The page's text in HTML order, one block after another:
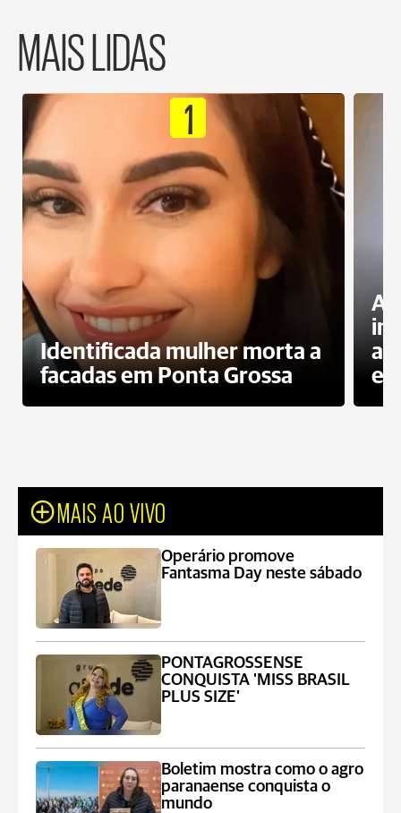
MAIS LIDAS
1
Identificada mulher morta a
facadas em Ponta Grossa
MAIS AO VIVO
Operário promove
Fantasma Day neste sábado
PONTAGROSSENSE
CONQUISTA 'MISS BRASIL
PLUS SIZE'
Boletim mostra como o agro
paranaense conquista o
mundo